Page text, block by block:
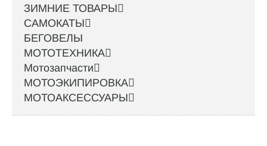
ЗИМНИЕ ТОВАРЫ
САМОКАТЫ
БЕГОВЕЛЫ
МОТОТЕХНИКА
Мотозапчасти
МОТОЭКИПИРОВКА
МОТОАКСЕССУАРЫ